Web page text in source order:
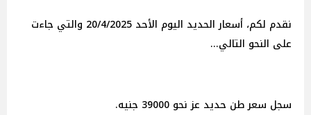
نقدم لكم، أسعار الحديد اليوم الأحد 20/4/2025 والتي جاءت
على النحو التالي...
سجل سعر طن حديد عز نحو 39000 جنيه.